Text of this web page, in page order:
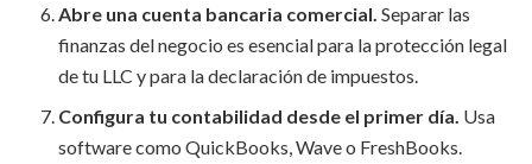
Abre una cuenta bancaria comercial. Separar las
finanzas del negocio es esencial para la protección legal
de tu LLC y para la declaración de impuestos.
Configura tu contabilidad desde el primer día. Usa
software como QuickBooks, Wave o FreshBooks.